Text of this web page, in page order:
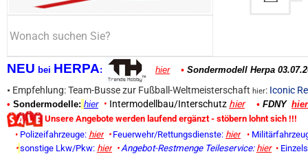
NEU bei HERPA: hier • Sondermodell Herpa
• Empfehlung: Team-Busse zur Fußball-Weltmeisterschaft hier: Iconic
• Sondermodelle: hier • Intermodellbau/Interschutz hier • FDNY hier
Unsere Angebote werden laufend ergänzt - stöbern lohnt sich !!!
• Polizeifahrzeuge: hier • Feuerwehr/Rettungsdienste: hier •
• sonstige Lkw/Pkw: hier • Angebot-Restmenge Teileservice: hier •